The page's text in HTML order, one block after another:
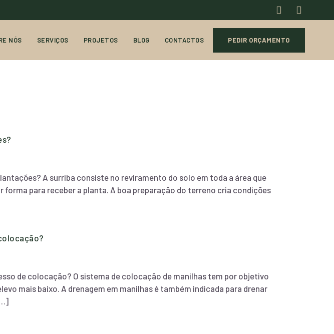
NÓS SERVIÇOS PROJETOS BLOG CONTACTOS PEDIR ORÇAMENTO
A surriba consiste no reviramento do solo em toda a área que
para receber a planta. A boa preparação do terreno cria condições
de colocação? O sistema de colocação de manilhas tem por objetivo
mais baixo. A drenagem em manilhas é também indicada para drenar